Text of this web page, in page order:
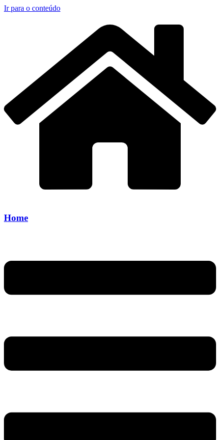
Ir para o conteúdo
Home